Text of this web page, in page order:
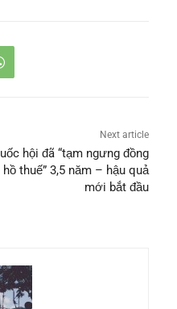
Next article
hội đã “tạm ngưng đồng
hồ thuế” 3,5 năm – hậu quả
mới bắt đầu